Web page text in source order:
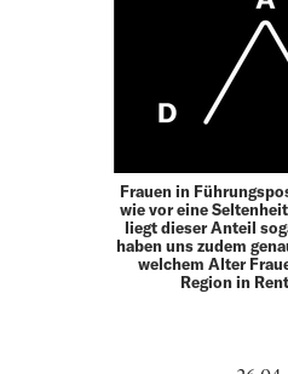
Frauen in
wie vor eine
liegt dieser Anteil
haben uns zudem
welchem Alter
Region in